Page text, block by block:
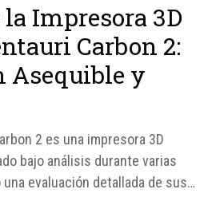
Impresora 3D
Carbon 2:
Asequible y
2 es una impresora 3D
bajo análisis durante varias
evaluación detallada de sus